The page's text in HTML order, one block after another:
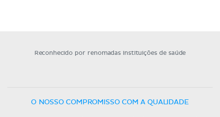
Reconhecido por renomadas instituições de saúde
O NOSSO COMPROMISSO COM A QUALIDADE